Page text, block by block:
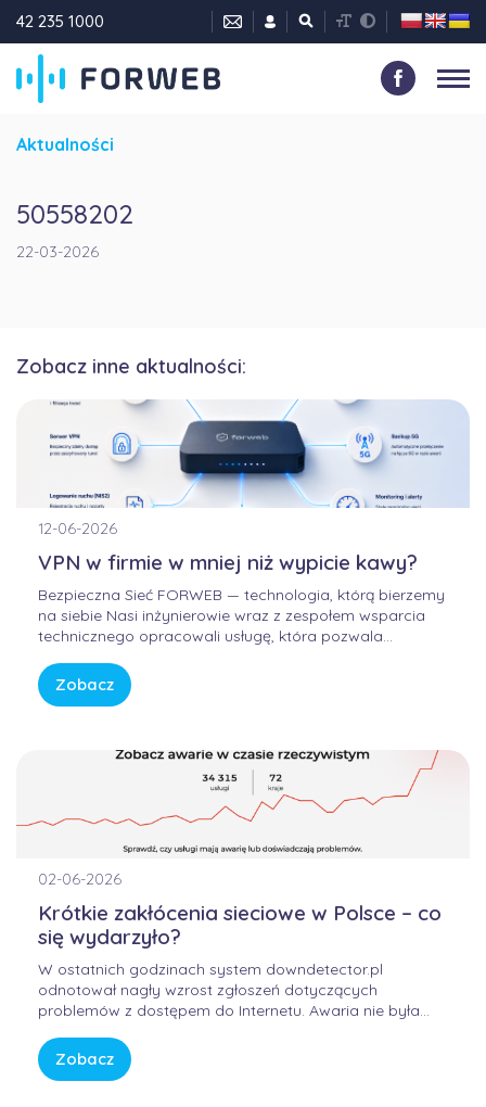
42 235 1000
Aktualności
50558202
22-03-2026
Zobacz inne aktualności:
12-06-2026
VPN w firmie w mniej niż wypicie kawy?
Bezpieczna Sieć FORWEB — technologia, którą bierzemy
na siebie Nasi inżynierowie wraz z zespołem wsparcia
technicznego opracowali usługę, która pozwala
przewidywalny. Bez samodzielnego konfigurowania
skomplikowanych urządzeń, bez studiowania
Zobacz
02-06-2026
Krótkie zakłócenia sieciowe w Polsce – co
się wydarzyło?
W ostatnich godzinach system downdetector.pl
odnotował nagły wzrost zgłoszeń dotyczących
problemów z dostępem do Internetu. Awaria nie była
lecz wynikała z przejściowego błędu w globalnej
infrastrukturze trasowania danych. Internet przypomina
Zobacz